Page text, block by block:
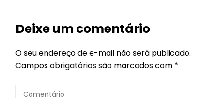
Deixe um comentário
O seu endereço de e-mail não será publicado.
Campos obrigatórios são marcados com *